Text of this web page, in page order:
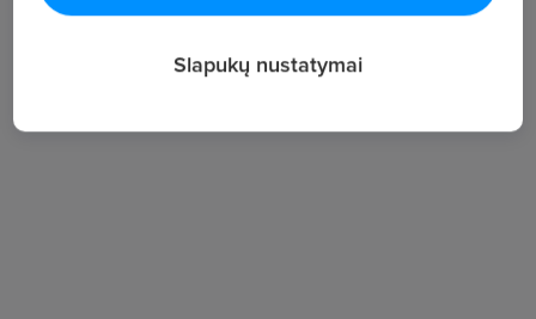
Vid. atlyginimasSlapukų nustatymai